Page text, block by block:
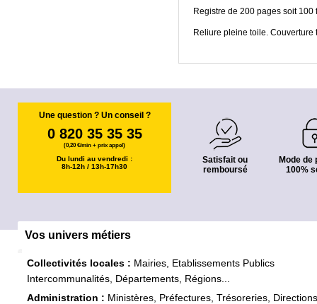
Registre de 200 pages soit
Reliure pleine toile. Couverture
Une question ? Un conseil ?
0 820 35 35 35
(0,20 €/min + prix appel)
Du lundi au vendredi :
8h-12h / 13h-17h30
Satisfait ou
remboursé
Mode de
100%
Vos univers métiers
Collectivités locales : Mairies, Etablissements Publics
Intercommunalités, Départements, Régions...
Administration : Ministères, Préfectures, Trésoreries, Directions